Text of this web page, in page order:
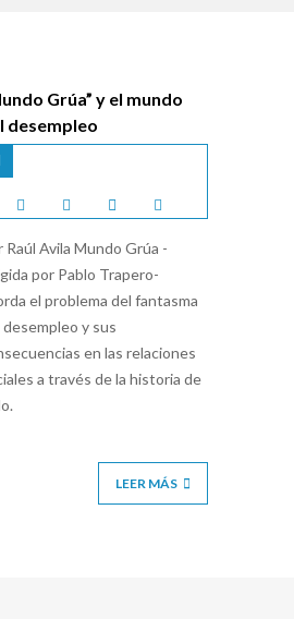
Grúa” y el mundo
desempleo
Raúl Avila Mundo Grúa -
por Pablo Trapero-
el problema del fantasma
desempleo y sus
en las relaciones
a través de la historia de
LEER MÁS